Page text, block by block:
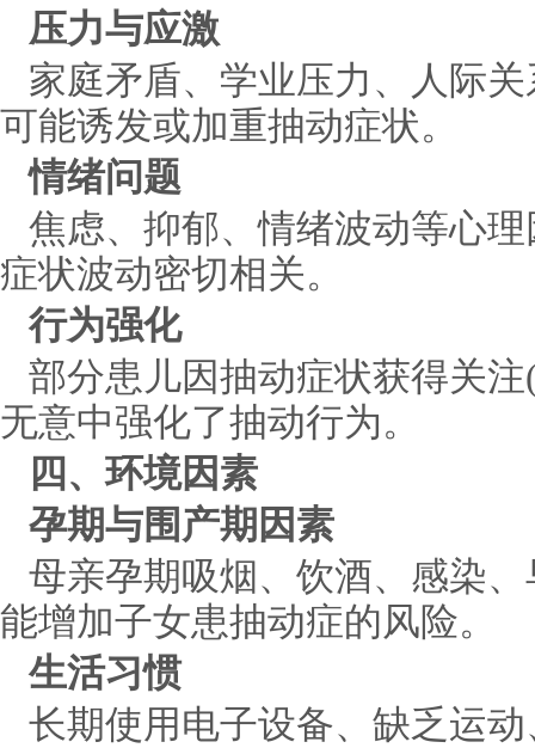
压力与应激
家庭矛盾、学业压力、人际
可能诱发或加重抽动症状。
情绪问题
焦虑、抑郁、情绪波动等心
症状波动密切相关。
行为强化
部分患儿因抽动症状获得关
无意中强化了抽动行为。
四、环境因素
孕期与围产期因素
母亲孕期吸烟、饮酒、感染
能增加子女患抽动症的风险。
生活习惯
长期使用电子设备、缺乏运